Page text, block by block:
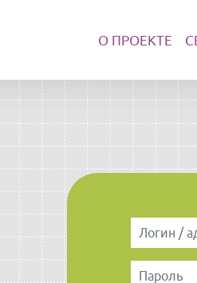
О ПРОЕКТЕ
Логин /
Пароль